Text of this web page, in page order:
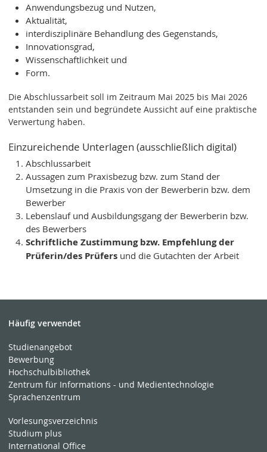
Anwendungsbezug und Nutzen,
Aktualität,
interdisziplinäre Behandlung des Gegenstands,
Innovationsgrad,
Wissenschaftlichkeit und
Form.
Die Abschlussarbeit soll im Zeitraum Mai 2025 bis Mai 2026
entstanden sein und begründete Aussicht auf eine praktische
Verwertung haben.
Einzureichende Unterlagen (ausschließlich digital)
Abschlussarbeit
Aussagen zum Praxisbezug bzw. zum Stand der
Umsetzung in die Praxis von der Bewerberin bzw. dem
Bewerber
Lebenslauf und Ausbildungsgang der Bewerberin bzw.
des Bewerbers
Schriftliche Zustimmung bzw. Empfehlung der
Prüferin/des Prüfersund die Gutachten der Arbeit
Häufig verwendet
Studienangebot
Bewerbung
Hochschulbibliothek
Zentrum für Informations - und Medientechnologie
Sprachenzentrum
Vorlesungsverzeichnis
Studium plus
International Office